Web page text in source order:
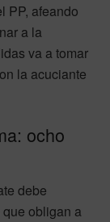
PP, afeando
a la
va a tomar
la acuciante
ocho
debe
obligan a